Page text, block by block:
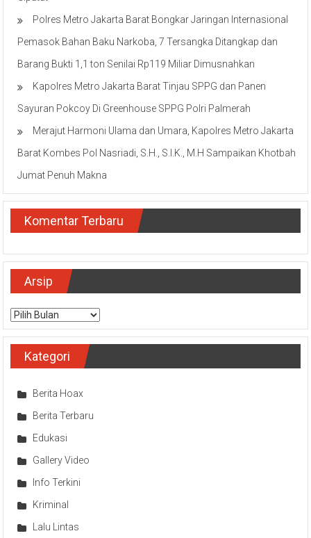
Polres Metro Jakarta Barat Bongkar Jaringan Internasional
Pemasok Bahan Baku Narkoba, 7 Tersangka Ditangkap dan
Barang Bukti 1,1 ton Senilai Rp119 Miliar Dimusnahkan
Kapolres Metro Jakarta Barat Tinjau SPPG dan Panen
Sayuran Pokcoy Di Greenhouse SPPG Polri Palmerah
Merajut Harmoni Ulama dan Umara, Kapolres Metro Jakarta
Barat Kombes Pol Nasriadi, S.H., S.I.K., M.H Sampaikan Khotbah
Jumat Penuh Makna
Komentar Terbaru
Arsip
Arsip
Kategori
Berita Hoax
Berita Terbaru
Edukasi
Gallery Video
Info Terkini
Kriminal
Lalu Lintas